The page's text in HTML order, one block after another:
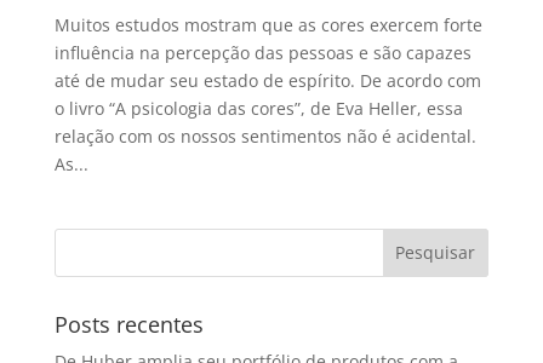
Muitos estudos mostram que as cores exercem forte
influência na percepção das pessoas e são capazes
até de mudar seu estado de espírito. De acordo com
o livro “A psicologia das cores”, de Eva Heller, essa
relação com os nossos sentimentos não é acidental.
As...
Posts recentes